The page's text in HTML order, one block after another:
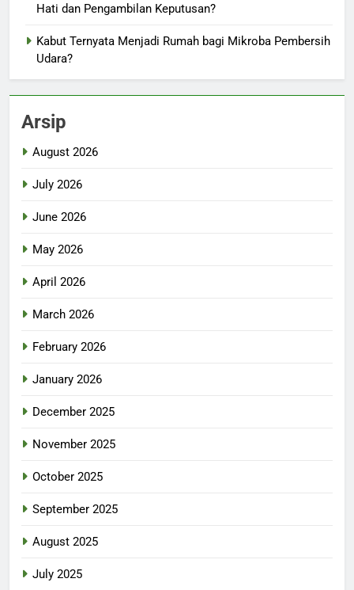
Hati dan Pengambilan Keputusan?
Kabut Ternyata Menjadi Rumah bagi Mikroba Pembersih
Udara?
Arsip
August 2026
July 2026
June 2026
May 2026
April 2026
March 2026
February 2026
January 2026
December 2025
November 2025
October 2025
September 2025
August 2025
July 2025